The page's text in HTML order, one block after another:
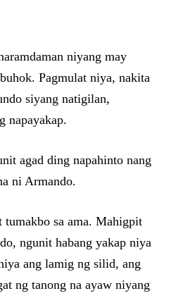
niyang may
Pagmulat niya, nakita
siyang natigilan,
napayakap.
agad ding napahinto nang
ni Armando.
sa ama. Mahigpit
ngunit habang yakap niya
ang lamig ng silid, ang
ng tanong na ayaw niyang